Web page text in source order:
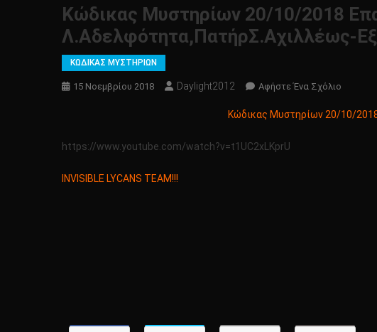
Κώδικας Μυστηρίων 20/10/2018
Λ.αδελφότητα,ΠατήρΣ.Αχιλλέως-
ΚΩΔΙΚΑΣ ΜΥΣΤΗΡΙΩΝ
15 Νοεμβρίου 2018 Daylight2012 Αφήστε Ένα Σχόλιο
Κώδικας Μυστηρίων 20/10/
https://www.youtube.com/watch?v=t1UC2xLKprU
INVISIBLE LYCANS TEAM!!!